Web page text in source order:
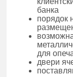
банка
порядок
для
двери